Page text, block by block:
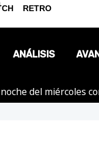
ANÁLISIS
del miércoles
RETRO